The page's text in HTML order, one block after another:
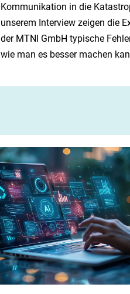
Kommunikation in die
unserem Interview zeigen die
der MTNI GmbH typische
wie man es besser machen